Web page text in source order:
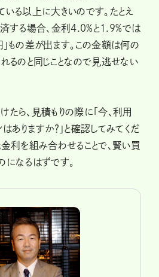
る以上に大きいのです。たとえ
する場合、金利4.0%と1.9%では
もの差が出ます。この金額は何の
るのと同じことなので見逃せない
ら、見積もりの際に「今、利用
ありますか？」と確認してみてくだ
利を組み合わせることで、賢い買
になるはずです。